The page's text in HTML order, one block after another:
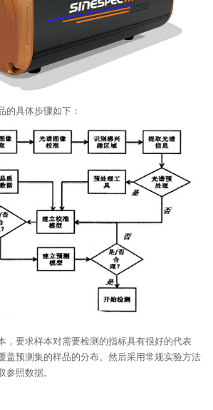
的具体步骤如下：
，要求样本对需要检测的指标具有很好的代表
盖预测集的样品的分布。然后采用常规实验方法
参照数据。